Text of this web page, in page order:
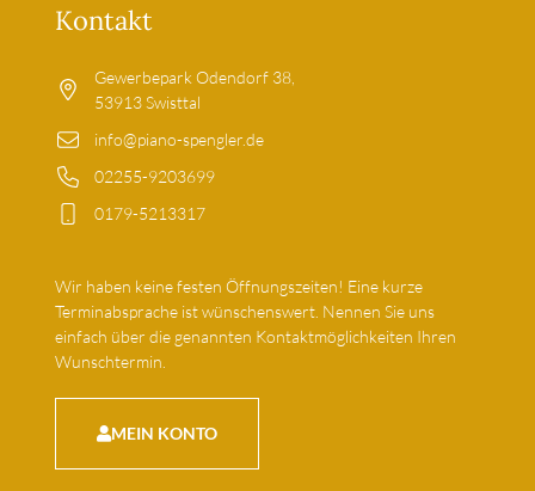
Kontakt
Gewerbepark Odendorf 38,
53913 Swisttal
info@piano-spengler.de
02255-9203699
0179-5213317
Wir haben keine festen Öffnungszeiten! Eine kurze
Terminabsprache ist wünschenswert. Nennen Sie uns
einfach über die genannten Kontaktmöglichkeiten Ihren
Wunschtermin.
MEIN KONTO